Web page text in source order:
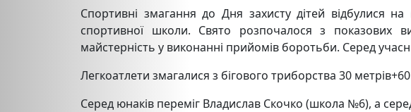
Спортивні змагання до Дня захисту дітей відбулися
спортивної школи. Свято розпочалося з показових
майстерність у виконанні прийомів боротьби. Серед
Легкоатлети змагалися з бігового триборства 30
Серед юнаків переміг Владислав Скочко (школа №6), а